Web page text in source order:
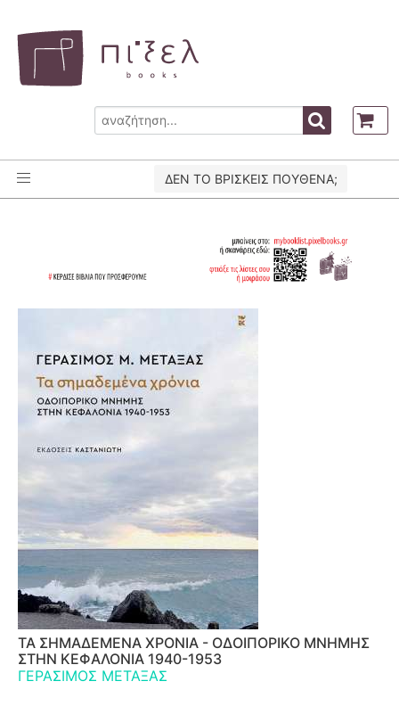
ΔΕΝ ΤΟ ΒΡΙΣΚΕΙΣ ΠΟΥΘΕΝΑ;
ΤΑ ΣΗΜΑΔΕΜΕΝΑ ΧΡΟΝΙΑ - ΟΔΟΙΠΟΡΙΚΟ ΜΝΗΜΗΣ
ΣΤΗΝ ΚΕΦΑΛΟΝΙΑ 1940-1953
ΓΕΡΑΣΙΜΟΣ ΜΕΤΑΞΑΣ